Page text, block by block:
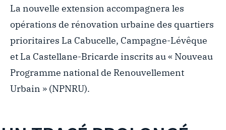
La nouvelle extension accompagnera les
opérations de rénovation urbaine des quartiers
prioritaires La Cabucelle, Campagne-Lévêque
et La Castellane-Bricarde inscrits au « Nouveau
Programme national de Renouvellement
Urbain » (NPNRU).